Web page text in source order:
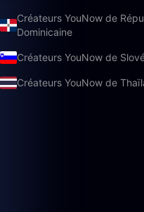
Créateurs YouNow de
Dominicaine
Créateurs YouNow de
Créateurs YouNow de